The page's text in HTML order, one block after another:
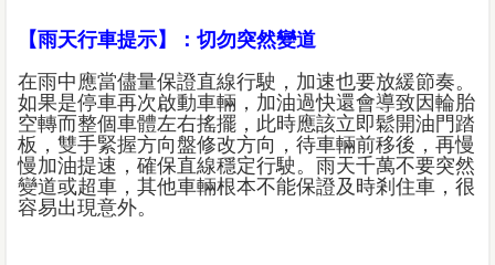
【雨天行車提示】：切勿突然變道
在雨中應當儘量保證直線行駛，加速也要放緩節奏。
如果是停車再次啟動車輛，加油過快還會導致因輪胎
空轉而整個車體左右搖擺，此時應該立即鬆開油門踏
板，雙手緊握方向盤修改方向，待車輛前移後，再慢
慢加油提速，確保直線穩定行駛。雨天千萬不要突然
變道或超車，其他車輛根本不能保證及時剎住車，很
容易出現意外。